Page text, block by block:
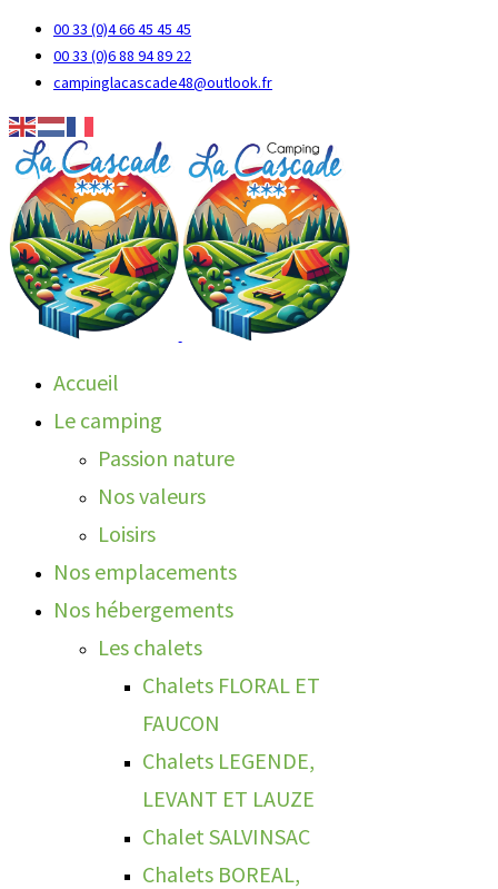
00 33 (0)4 66 45 45 45
00 33 (0)6 88 94 89 22
campinglacascade48@outlook.fr
Accueil
Le camping
Passion nature
Nos valeurs
Loisirs
Nos emplacements
Nos hébergements
Les chalets
Chalets FLORAL ET
FAUCON
Chalets LEGENDE,
LEVANT ET LAUZE
Chalet SALVINSAC
Chalets BOREAL,